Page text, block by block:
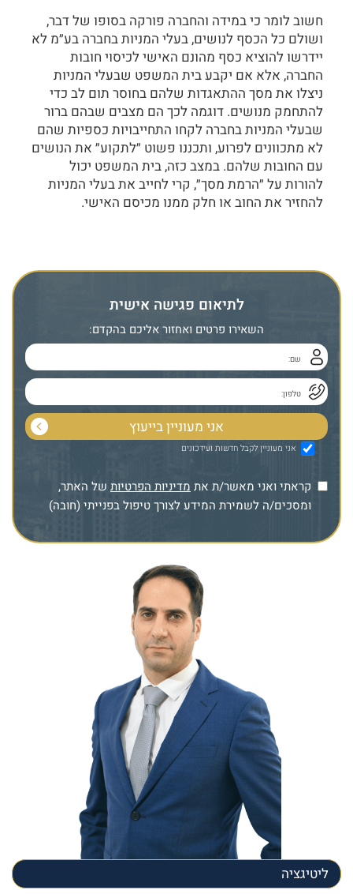
ליטיגציה
חשוב לומר כי במידה והחברה פורקה בסופו של דבר,
ושולם כל הכסף לנושים, בעלי המניות בחברה בע״מ לא
יידרשו להוציא כסף מהונם האישי לכיסוי חובות
החברה, אלא אם יקבע בית המשפט שבעלי המניות
ניצלו את מסך ההתאגדות שלהם בחוסר תום לב כדי
להתחמק מנושים. דוגמה לכך הם מצבים שבהם ברור
שבעלי המניות בחברה לקחו התחייבויות כספיות שהם
לא מתכוונים לפרוע, ותכננו פשוט ״לתקוע״ את הנושים
עם החובות שלהם. במצב כזה, בית המשפט יכול
להורות על ״הרמת מסך״, קרי לחייב את בעלי המניות
להחזיר את החוב או חלק ממנו מכיסם האישי.
לתיאום פגישה אישית
השאירו פרטים ואחזור אליכם בהקדם:
אני מעוניין לקבל חדשות ועידכונים
קראתי ואני מאשר/ת את מדיניות הפרטיות של האתר,
ומסכים/ה לשמירת המידע לצורך טיפול בפנייתי (חובה)